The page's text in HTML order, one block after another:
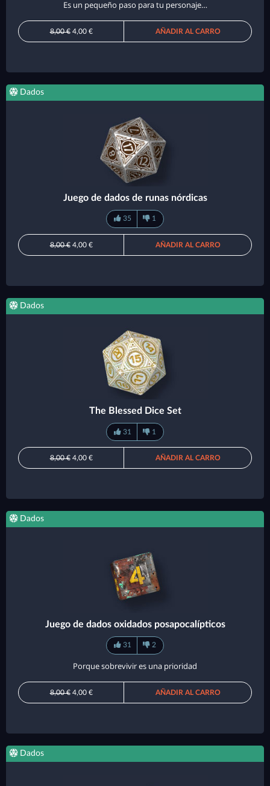
Es un pequeño paso para tu personaje…
8,00 €4,00 € AÑADIR AL CARRO
Dados
Juego de dados de runas nórdicas
35 1
8,00 €4,00 € AÑADIR AL CARRO
Dados
The Blessed Dice Set
31 1
8,00 €4,00 € AÑADIR AL CARRO
Dados
Juego de dados oxidados posapocalípticos
31 2
Porque sobrevivir es una prioridad
8,00 €4,00 € AÑADIR AL CARRO
Dados